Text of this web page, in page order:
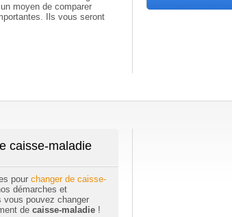
moyen de comparer
Ils vous seront
caisse-maladie
pour changer de caisse-
démarches et
vous pouvez changer
de caisse-maladie !